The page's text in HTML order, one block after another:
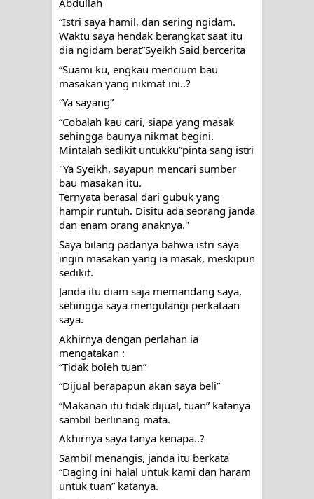
“Istri saya hamil, dan sering ngidam.
Waktu saya hendak berangkat saat itu
dia ngidam berat”Syeikh Said bercerita
“Suami ku, engkau mencium bau
masakan yang nikmat ini..?
“Ya sayang”
“Cobalah kau cari, siapa yang masak
sehingga baunya nikmat begini.
Mintalah sedikit untukku”pinta sang istri
"Ya Syeikh, sayapun mencari sumber
bau masakan itu.
Ternyata berasal dari gubuk yang
hampir runtuh. Disitu ada seorang janda
dan enam orang anaknya."
Saya bilang padanya bahwa istri saya
ingin masakan yang ia masak, meskipun
sedikit.
Janda itu diam saja memandang saya,
sehingga saya mengulangi perkataan
saya.
Akhirnya dengan perlahan ia
mengatakan :
“Tidak boleh tuan”
“Dijual berapapun akan saya beli”
“Makanan itu tidak dijual, tuan” katanya
sambil berlinang mata.
Akhirnya saya tanya kenapa..?
Sambil menangis, janda itu berkata
“Daging ini halal untuk kami dan haram
untuk tuan” katanya.